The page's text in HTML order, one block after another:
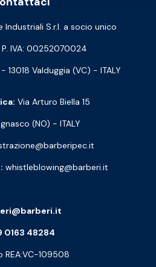
Industriali S.r.l. a socio unico
P. IVA: 00252070024
13018 Valduggia (VC) - ITALY
Via Arturo Biella 15
(NO) - ITALY
whistleblowing@barberi.it
0163 48284
REA:VC-109508